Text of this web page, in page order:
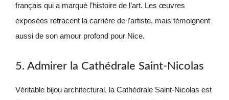
français qui a marqué l’histoire de l’art. Les œuvres
exposées retracent la carrière de l’artiste, mais témoignent
aussi de son amour profond pour Nice.
5. Admirer la Cathédrale Saint-Nicolas
Véritable bijou architectural, la Cathédrale Saint-Nicolas est